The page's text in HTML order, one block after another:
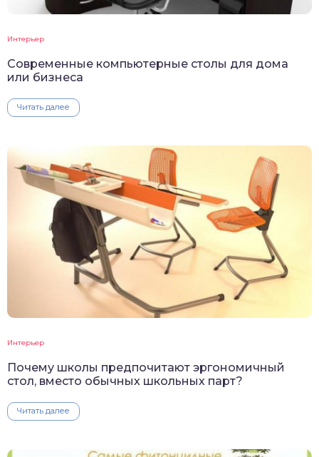
Интерьер
Современные компьютерные столы для дома
или бизнеса
Читать далее
Интерьер
Почему школы предпочитают эргономичный
стол, вместо обычных школьных парт?
Читать далее